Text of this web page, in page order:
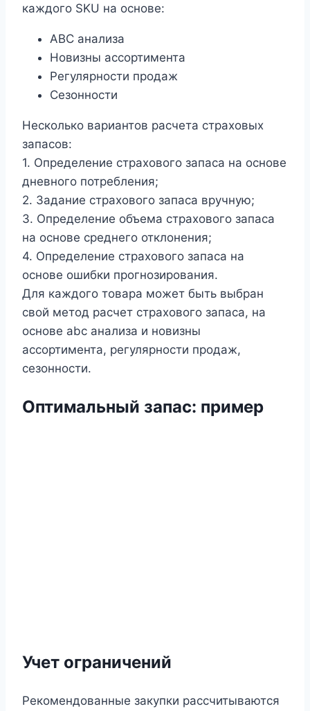
каждого SKU на основе:
ABC анализа
Новизны ассортимента
Регулярности продаж
Сезонности
Несколько вариантов расчета страховых
запасов:
1. Определение страхового запаса на основе
дневного потребления;
2. Задание страхового запаса вручную;
3. Определение объема страхового запаса
на основе среднего отклонения;
4. Определение страхового запаса на
основе ошибки прогнозирования.
Для каждого товара может быть выбран
свой метод расчет страхового запаса, на
основе abc анализа и новизны
ассортимента, регулярности продаж,
сезонности.
Оптимальный запас: пример
Учет ограничений
Рекомендованные закупки рассчитываются